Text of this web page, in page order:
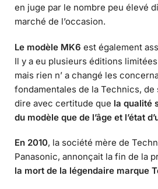
en juge par le nombre peu élevé
marché de l’occasion.
Le modèle MK6 est également
Il y a eu plusieurs éditions
mais rien n’ a changé les
fondamentales de la Technics, de
dire avec certitude que la qualité
du modèle que de l’âge et l’état
En 2010, la société mère de
Panasonic, annonçait la fin de la
la mort de la légendaire marque